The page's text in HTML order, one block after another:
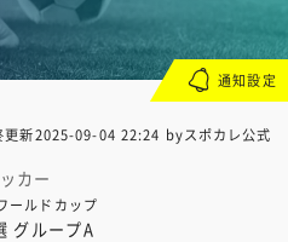
更新2025-09-04 22:24 byスポカレ公式
カー
ールドカップ
グループA
通知設定